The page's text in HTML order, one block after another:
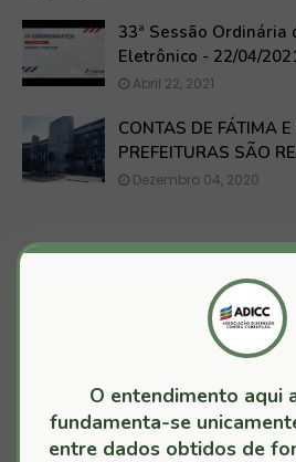
33ª Sessão Ordinária
Eletrônico - 22/04/
Abril 22, 2021
CONTAS DE FÁTIMA
PREFEITURAS SÃO
Dezembro 04, 2020
JURISPRUDÊNCIA
O entendimento aqui
fundamenta-se
entre dados obtidos de